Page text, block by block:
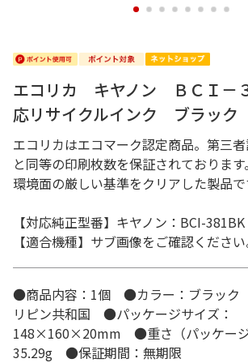
1 2 3 4 5 6 7 8
エコリカ キヤノン ＢＣＩ－
応リサイクルインク ブラック
エコリカはエコマーク認定商品。第三
と同等の印刷枚数を保証されております
環境面の厳しい基準をクリアした製品で
【対応純正型番】キヤノン：BCI-381BK
【適合機種】サブ画像をご確認ください
●商品内容：1個 ●カラー：ブラッ
リピン共和国 ●パッケージサイズ：
148×160×20mm ●重さ（パッケージ
35.29g ●保証期間：無期限